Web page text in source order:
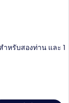
ำหรับสองท่าน และ 1